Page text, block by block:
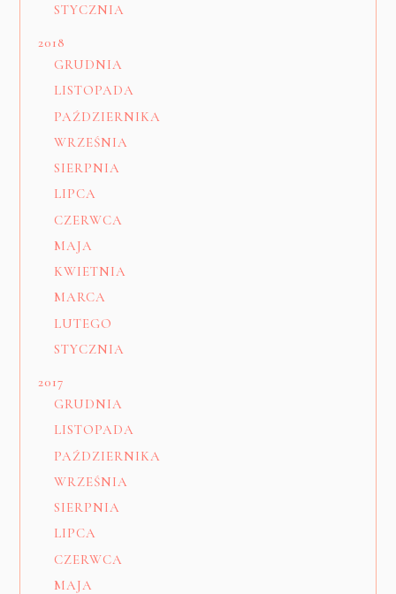
STYCZNIA
2018
GRUDNIA
LISTOPADA
PAŹDZIERNIKA
WRZEŚNIA
SIERPNIA
LIPCA
CZERWCA
MAJA
KWIETNIA
MARCA
LUTEGO
STYCZNIA
2017
GRUDNIA
LISTOPADA
PAŹDZIERNIKA
WRZEŚNIA
SIERPNIA
LIPCA
CZERWCA
MAJA